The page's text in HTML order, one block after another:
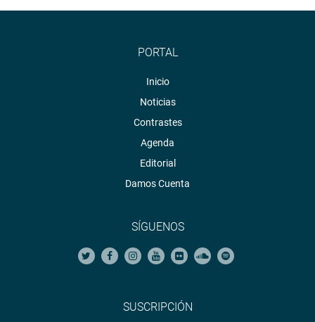
PORTAL
Inicio
Noticias
Contrastes
Agenda
Editorial
Damos Cuenta
SÍGUENOS
SUSCRIPCIÓN